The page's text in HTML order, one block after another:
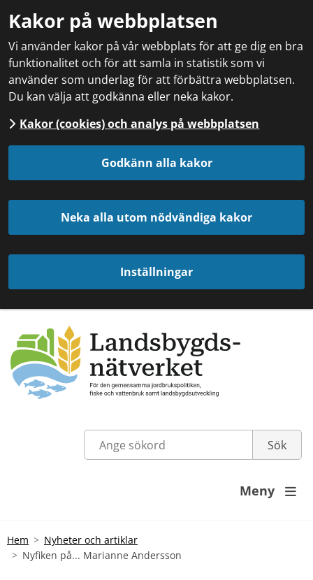
Kakor på webbplatsen
Vi använder kakor på vår webbplats för att ge dig en bra
funktionalitet och för att samla in statistik som vi
använder som underlag för att förbättra webbplatsen.
Du kan välja att godkänna eller neka kakor.
Kakor (cookies) och analys på webbplatsen
Godkänn alla kakor
Neka alla utom nödvändiga kakor
Inställningar
Meny 
Hem
Nyheter och artiklar
Nyfiken på... Marianne Andersson